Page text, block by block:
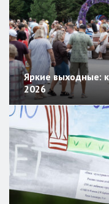
Яркие выходные:
2026